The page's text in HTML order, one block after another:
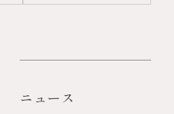
ニュース